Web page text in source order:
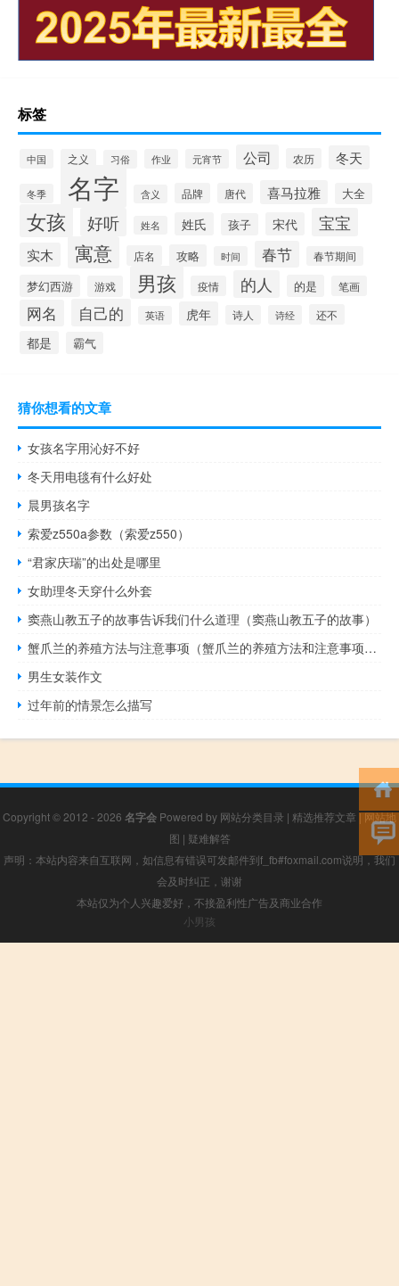
标签
中国 之义 习俗 作业 元宵节 公司 农历 冬天
冬季 名字 含义 品牌 唐代 喜马拉雅 大全
女孩 好听 姓名 姓氏 孩子 宋代 宝宝
实木 寓意 店名 攻略 时间 春节 春节期间
梦幻西游 游戏 男孩 疫情 的人 的是 笔画
网名 自己的 英语 虎年 诗人 诗经 还不
都是 霸气
猜你想看的文章
女孩名字用沁好不好
冬天用电毯有什么好处
晨男孩名字
索爱z550a参数（索爱z550）
“君家庆瑞”的出处是哪里
女助理冬天穿什么外套
窦燕山教五子的故事告诉我们什么道理（窦燕山教五子的故事）
蟹爪兰的养殖方法与注意事项（蟹爪兰的养殖方法和注意事项有哪些）
男生女装作文
过年前的情景怎么描写
Copyright © 2012 - 2026 名字会 Powered by 网站分类目录 | 精选推荐文章 |网站地
图 | 疑难解答
声明：本站内容来自互联网，如信息有错误可发邮件到f_fb#foxmail.com说明，我们
会及时纠正，谢谢
本站仅为个人兴趣爱好，不接盈利性广告及商业合作
小男孩